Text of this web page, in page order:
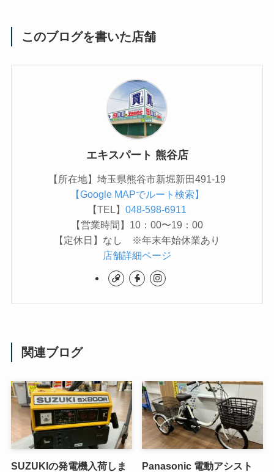
このブログを書いた店舗
エキスパート 熊谷店
【所在地】埼玉県熊谷市新堀新田491-19
【Google MAPでルート検索】
【TEL】 048-598-6911
【営業時間】10：00〜19：00
【定休日】なし ※年末年始休業あり
店舗詳細ページ
関連ブログ
SUZUKIの発電機入荷しま
Panasonic 電動アシスト